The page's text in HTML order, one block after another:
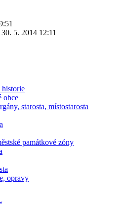
30. 5. 2014 12:11
historie
obce
starosta, místostarosta
památkové zóny
opravy